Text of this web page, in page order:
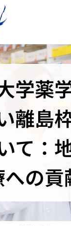
学薬
離島
て：
への貢